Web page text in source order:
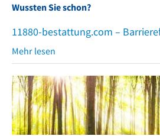
Wussten Sie schon?
11880-bestattung.com –
Mehr lesen